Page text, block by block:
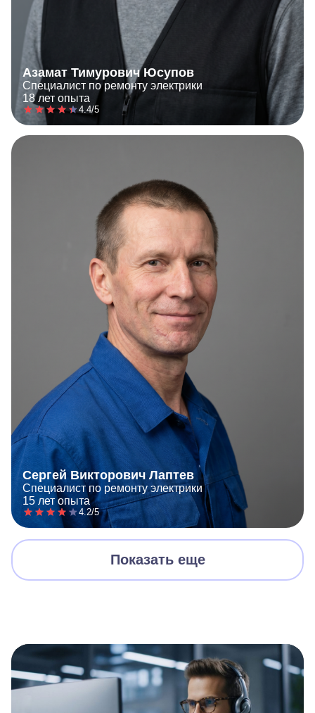
Азамат Тимурович Юсупов
Специалист по ремонту электрики
18 лет опыта
4.4/5
Сергей Викторович Лаптев
Специалист по ремонту электрики
15 лет опыта
4.2/5
Показать еще